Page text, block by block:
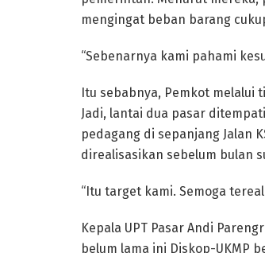
mengingat beban barang
“Sebenarnya kami pahami
Itu sebabnya, Pemkot melalui
Jadi, lantai dua pasar
pedagang di sepanjang Jalan
direalisasikan sebelum bulan
“Itu target kami. Semoga
Kepala UPT Pasar Andi
belum lama ini Diskop-UKMP